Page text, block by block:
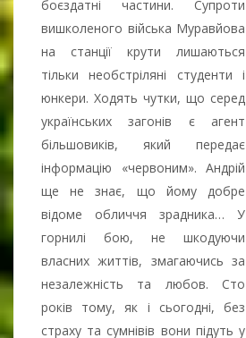
боєздатні частини. Супроти
вишколеного війська Муравйова
на станції крути лишаються
тільки необстріляні студенти і
юнкери. Ходять чутки, що серед
українських загонів є агент
більшовиків, який передає
інформацію «червоним». Андрій
ще не знає, що йому добре
відоме обличчя зрадника… У
горнилі бою, не шкодуючи
власних життів, змагаючись за
незалежність та любов. Сто
років тому, як і сьогодні, без
страху та сумнівів вони підуть у